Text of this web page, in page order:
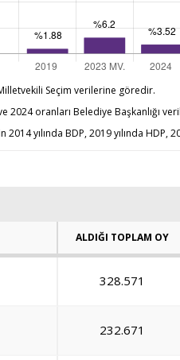
Seçim verilerine göredir.
2024 oranları Belediye Başkanlığı
2014 yılında BDP, 2019 yılında HDP,
ALDIĞI TOPLAM OY
328.571
232.671